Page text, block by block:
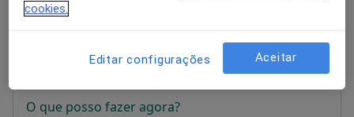
Disponibilidade
Este especialista não disponibiliza reservas online
nesta morada
O que posso fazer agora?
cookies.
Editar configurações Aceitar